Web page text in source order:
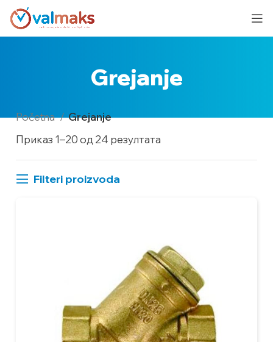
Grejanje
Početna
Grejanje
Приказ 1–20 од 24 резултата
Filteri proizvoda